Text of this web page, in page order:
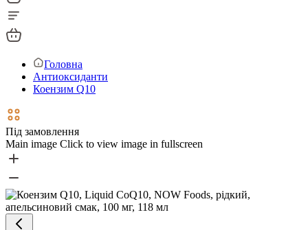
Головна
Антиоксиданти
Коензим Q10
Під замовлення
Main image Click to view image in fullscreen